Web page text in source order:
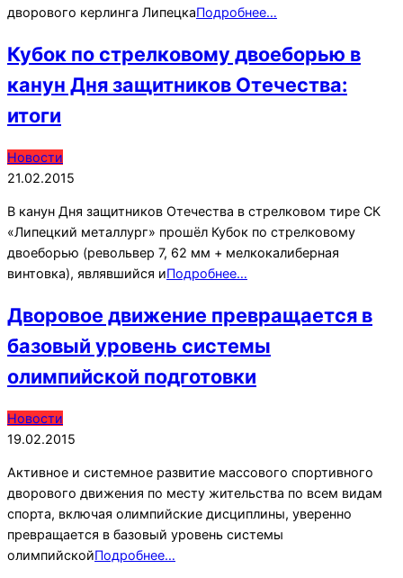
дворового керлинга ЛипецкаПодробнее…
Кубок по стрелковому двоеборью в
канун Дня защитников Отечества:
итоги
2015-
02-
Новости
21.02.2015
В канун Дня защитников Отечества в стрелковом тире СК
«Липецкий металлург» прошёл Кубок по стрелковому
двоеборью (револьвер 7, 62 мм + мелкокалиберная
винтовка), являвшийся иПодробнее…
Дворовое движение превращается в
базовый уровень системы
олимпийской подготовки
2015-
02-
Новости
19.02.2015
Активное и системное развитие массового спортивного
дворового движения по месту жительства по всем видам
спорта, включая олимпийские дисциплины, уверенно
превращается в базовый уровень системы
олимпийскойПодробнее…